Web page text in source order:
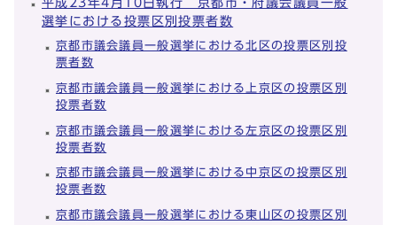
選挙における投票区別投票者数
京都市議会議員一般選挙における北区の投票区別投
票者数
京都市議会議員一般選挙における上京区の投票区別
投票者数
京都市議会議員一般選挙における左京区の投票区別
投票者数
京都市議会議員一般選挙における中京区の投票区別
投票者数
京都市議会議員一般選挙における東山区の投票区別